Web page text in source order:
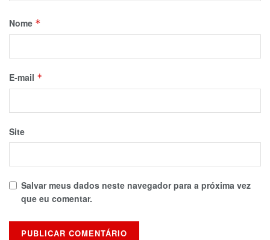
Nome *
E-mail *
Site
Salvar meus dados neste navegador para a próxima vez
que eu comentar.